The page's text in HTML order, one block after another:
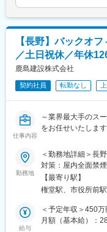
■教育体制
入社後はOJTやサ
フォローを受けら
■企業の特徴/魅力
創業100年以上の歴
安定した基盤と働
■求める人物像
営業事務、庶務、
するので、特定の
また今回の募集は
の期待も込められ
■働き方
平均勤続年数は
長く働きたい方に
■企業について：
ける独立系エンジ
。社員の平均勤続
【長野】バックオ
／土日祝休／年休
鹿島建設株式会社
契約社員 転勤なし
仕事内容
～業界最大手のス
をお任せいたしま
【変更の範囲：会
■業務内容：
同社の事務系総合
いたします。
総務、労務管理、
入社後は上長が
勤務地
＜勤務地詳細＞長
対策：屋内全面禁
【最寄り駅】
権堂駅、市役所前
給与
＜予定年収＞450
月額（基本給）：